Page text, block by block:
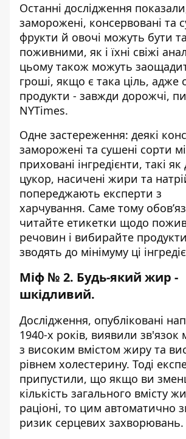
Останні дослідження
заморожені, консервовані та
фрукти й овочі можуть бути
поживними, як і їхні свіжі
цьому також можуть
гроші, якщо є така ціль, адже
продукти - завжди дорожчі,
NYTimes.
Одне застереження: деякі
заморожені та сушені сорти
приховані інгредієнти, такі
цукор, насичені жири та
попереджають експерти з
харчування. Саме тому
читайте етикетки щодо
речовин і вибирайте
зводять до мінімуму ці
Міф № 2. Будь-який жир -
шкідливий.
Дослідження, опубліковані
1940-х років, виявили зв'язок
з високим вмістом жиру та
рівнем холестерину. Тоді
припустили, що якщо ви
кількість загального вмісту
раціоні, то цим автоматично
ризик серцевих захворювань.